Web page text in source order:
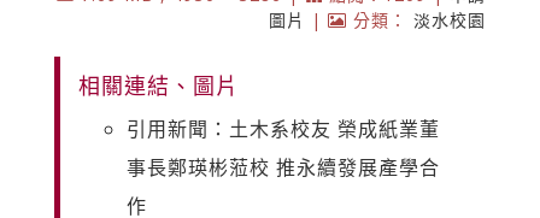
圖片
| 分類： 淡水校園
相關連結、圖片
引用新聞：土木系校友 榮成紙業董
事長鄭瑛彬蒞校 推永續發展產學合
作